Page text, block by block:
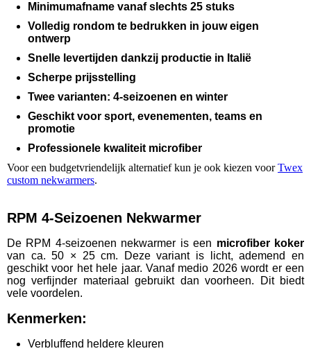
Minimumafname vanaf slechts 25 stuks
Volledig rondom te bedrukken in jouw eigen
ontwerp
Snelle levertijden dankzij productie in Italië
Scherpe prijsstelling
Twee varianten: 4‑seizoenen en winter
Geschikt voor sport, evenementen, teams en
promotie
Professionele kwaliteit microfiber
Voor een budgetvriendelijk alternatief kun je ook kiezen voorTwex
custom nekwarmers.
RPM 4‑Seizoenen Nekwarmer
De RPM 4‑seizoenen nekwarmer is een microfiber koker
van ca. 50 × 25 cm. Deze variant is licht, ademend en
geschikt voor het hele jaar. Vanaf medio 2026 wordt er een
nog verfijnder materiaal gebruikt dan voorheen. Dit biedt
vele voordelen.
Kenmerken:
Verbluffend heldere kleuren